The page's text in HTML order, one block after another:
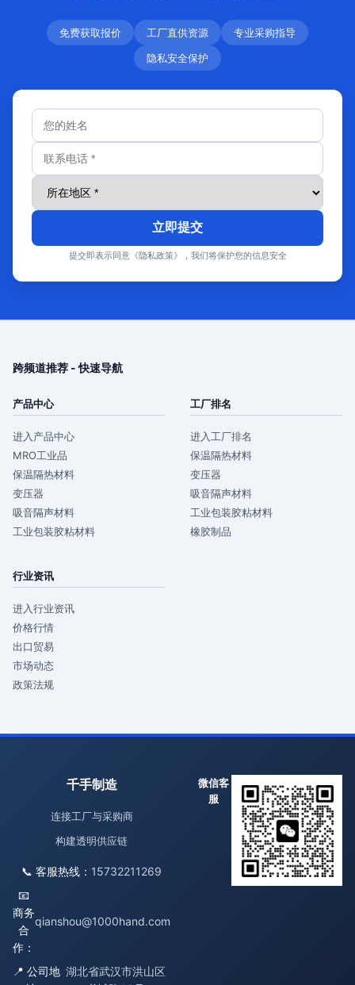
免费获取报价 工厂直供资源
专业采购指导
隐私安全保护
立即提交
提交即表示同意《隐私政策》，我们将保护您的信息安全
跨频道推荐 - 快速导航
产品中心
进入产品中心
MRO工业品
保温隔热材料
变压器
吸音隔声材料
工业包装胶粘材料
工厂排名
进入工厂排名
保温隔热材料
变压器
吸音隔声材料
工业包装胶粘材料
橡胶制品
行业资讯
进入行业资讯
价格行情
出口贸易
市场动态
政策法规
千手制造
连接工厂与采购商
构建透明供应链
📞 客服热线： 15732211269
📧
商务
合
作：
qianshou@1000hand.com
📍 公司地 湖北省武汉市洪山区
微信客
服